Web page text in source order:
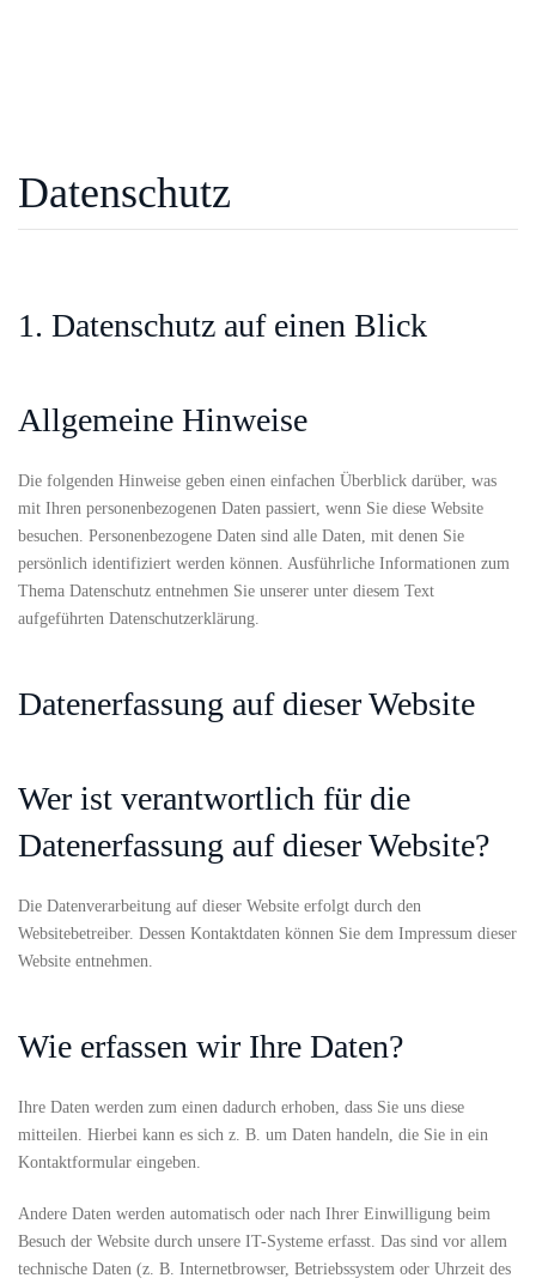
Datenschutz
1. Datenschutz auf einen Blick
Allgemeine Hinweise
Die folgenden Hinweise geben einen einfachen Überblick darüber, was
mit Ihren personenbezogenen Daten passiert, wenn Sie diese Website
besuchen. Personenbezogene Daten sind alle Daten, mit denen Sie
persönlich identifiziert werden können. Ausführliche Informationen zum
Thema Datenschutz entnehmen Sie unserer unter diesem Text
aufgeführten Datenschutzerklärung.
Datenerfassung auf dieser Website
Wer ist verantwortlich für die
Datenerfassung auf dieser Website?
Die Datenverarbeitung auf dieser Website erfolgt durch den
Websitebetreiber. Dessen Kontaktdaten können Sie dem Impressum dieser
Website entnehmen.
Wie erfassen wir Ihre Daten?
Ihre Daten werden zum einen dadurch erhoben, dass Sie uns diese
mitteilen. Hierbei kann es sich z. B. um Daten handeln, die Sie in ein
Kontaktformular eingeben.
Andere Daten werden automatisch oder nach Ihrer Einwilligung beim
Besuch der Website durch unsere IT-Systeme erfasst. Das sind vor allem
technische Daten (z. B. Internetbrowser, Betriebssystem oder Uhrzeit des